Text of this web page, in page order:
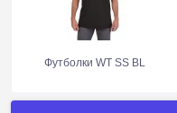
Футболки WT SS BL